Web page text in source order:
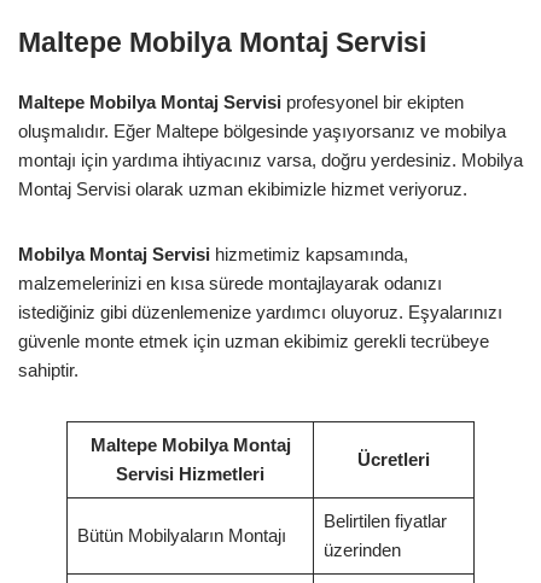
Maltepe Mobilya Montaj Servisi
Maltepe Mobilya Montaj Servisi profesyonel bir ekipten
oluşmalıdır. Eğer Maltepe bölgesinde yaşıyorsanız ve mobilya
montajı için yardıma ihtiyacınız varsa, doğru yerdesiniz. Mobilya
Montaj Servisi olarak uzman ekibimizle hizmet veriyoruz.
Mobilya Montaj Servisi hizmetimiz kapsamında,
malzemelerinizi en kısa sürede montajlayarak odanızı
istediğiniz gibi düzenlemenize yardımcı oluyoruz. Eşyalarınızı
güvenle monte etmek için uzman ekibimiz gerekli tecrübeye
sahiptir.
Maltepe Mobilya Montaj
Servisi Hizmetleri
Ücretleri
Bütün Mobilyaların Montajı
Belirtilen fiyatlar
üzerinden